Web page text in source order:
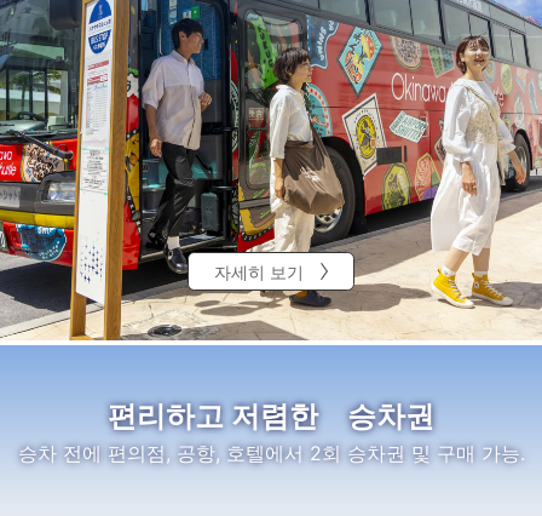
자세히 보기
편리하고 저렴한 승차권
승차 전에 편의점, 공항, 호텔에서 2회 승차권 및 구매 가능.